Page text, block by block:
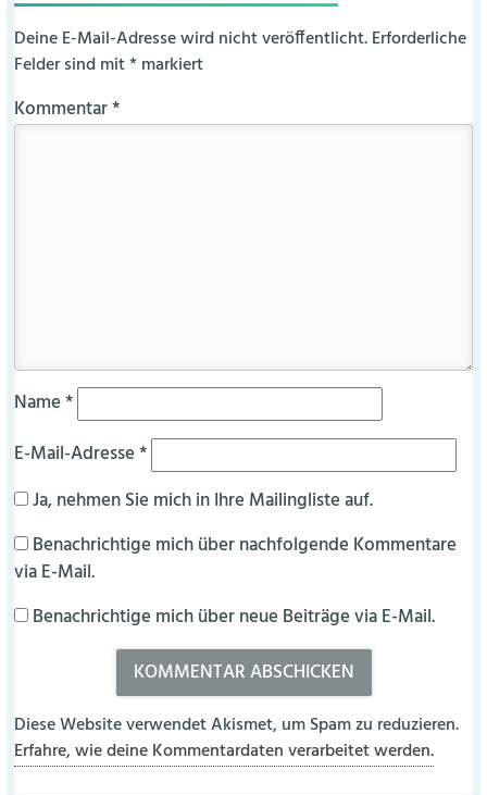
Deine E-Mail-Adresse wird nicht veröffentlicht. Erforderliche
Felder sind mit*markiert
Kommentar*
Name*
E-Mail-Adresse*
Ja, nehmen Sie mich in Ihre Mailingliste auf.
Benachrichtige mich über nachfolgende Kommentare
via E-Mail.
Benachrichtige mich über neue Beiträge via E-Mail.
Diese Website verwendet Akismet, um Spam zu reduzieren.
Erfahre, wie deine Kommentardaten verarbeitet werden.